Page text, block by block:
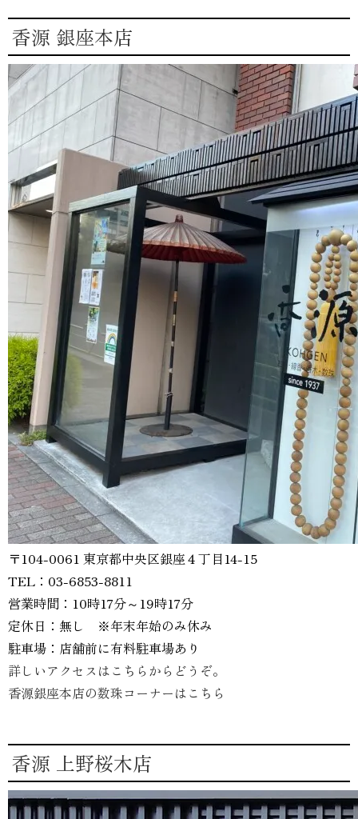
香源 銀座本店
〒104-0061 東京都中央区銀座４丁目14-15
TEL：03-6853-8811
営業時間：10時17分～19時17分
定休日：無し ※年末年始のみ休み
駐車場：店舗前に有料駐車場あり
詳しいアクセスはこちらからどうぞ。
香源銀座本店の数珠コーナーはこちら
香源 上野桜木店